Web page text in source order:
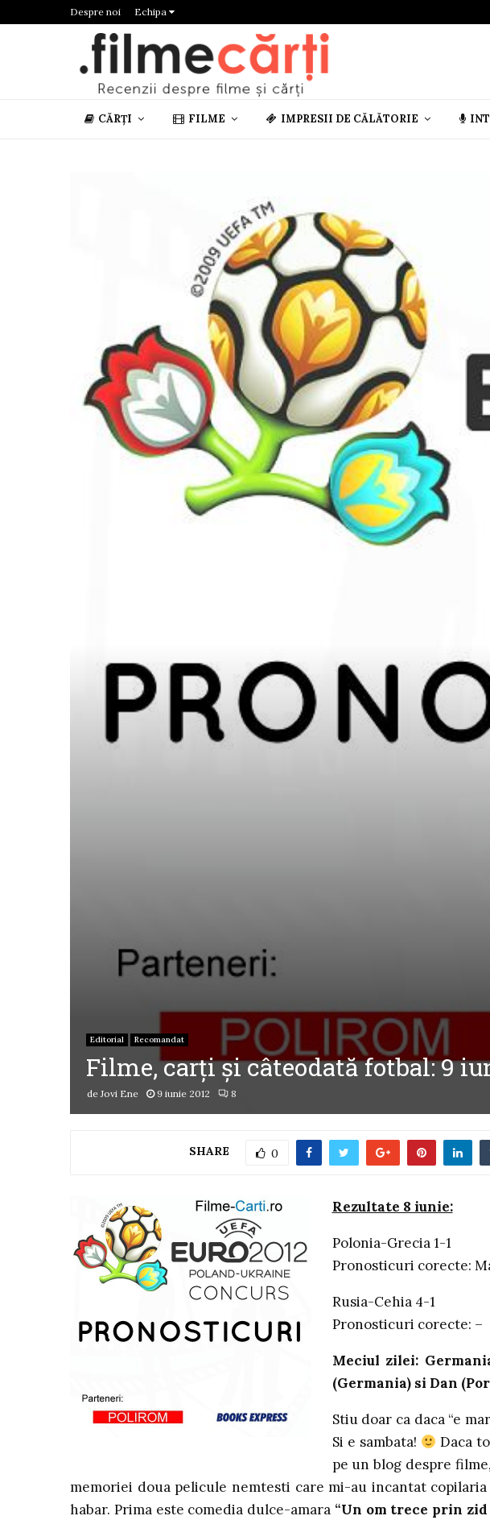
Despre noi Echipa
CĂRȚI FILME IMPRESII DE CĂLĂTORIE
Editorial Recomandat
Filme, carţi şi câteodată fotbal: 9
de Jovi Ene 9 iunie 2012 8
SHARE 0
Rezultate 8 iunie:
Polonia-Grecia 1-1
Pronosticuri corecte:
Rusia-Cehia 4-1
Pronosticuri corecte: –
Meciul zilei:
(Germania) si Dan
Stiu doar ca daca “e
Si e sambata!
Daca
pe un blog despre
memoriei doua pelicule nemtesti care mi-au incantat
habar. Prima este comedia dulce-amara “Un om trece prin